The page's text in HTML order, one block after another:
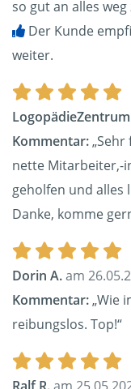
so gut an alles weg
Der Kunde
weiter.
Kommentar:
nette Mitarbeiter,-
geholfen und alles
Danke, komme
Dorin A.am
Kommentar:„Wie
reibungslos. Top!“